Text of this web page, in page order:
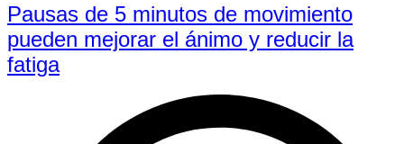
Pausas de 5 minutos de movimiento
pueden mejorar el ánimo y reducir la
fatiga